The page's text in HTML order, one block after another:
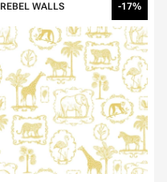
REBEL WALLS -17%